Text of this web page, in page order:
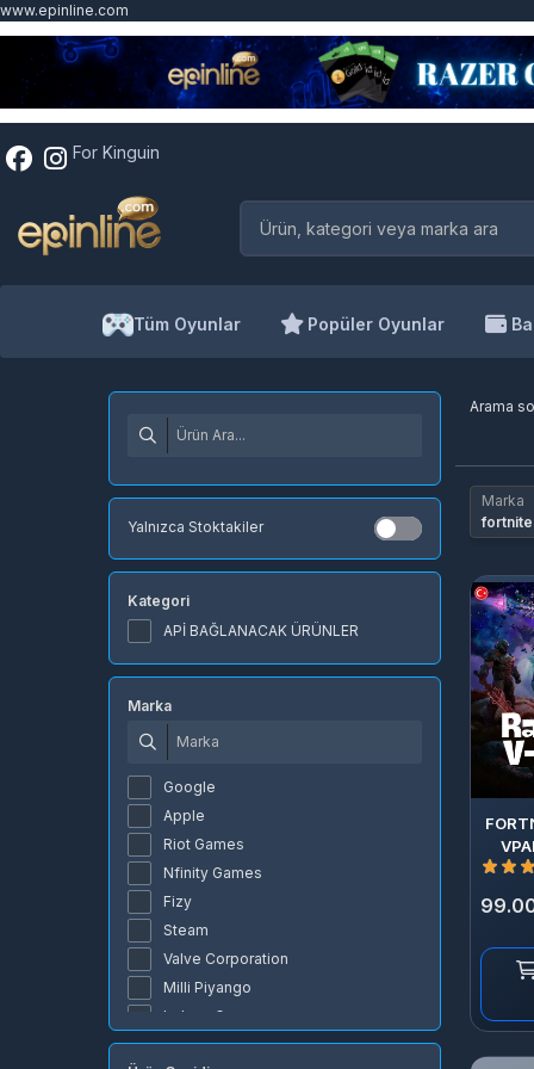
www.epinline.com
For Kinguin
Tüm Oyunlar Popüler Oyunlar
Yalnızca Stoktakiler
Kategori
APİ BAĞLANACAK ÜRÜNLER
Marka
Google
Apple
Riot Games
Nfinity Games
Fizy
Steam
Valve Corporation
Milli Piyango
Lokum Games
Amazon
Arama
Marka
fortnite